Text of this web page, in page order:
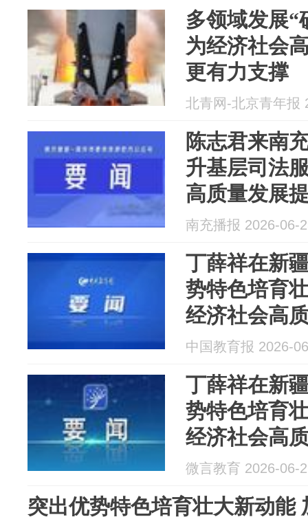
多领域发展“
为经济社会
更有力支撑
北青网-北京青年报
陈志君来南
升基层司法
高质量发展
南充播报 2026-06-
丁薛祥在新
势特色培育
经济社会高
中国教育报 2026-
丁薛祥在新
势特色培育
经济社会高
微言教育 2026-06-
突出优势特色培育壮大新动能